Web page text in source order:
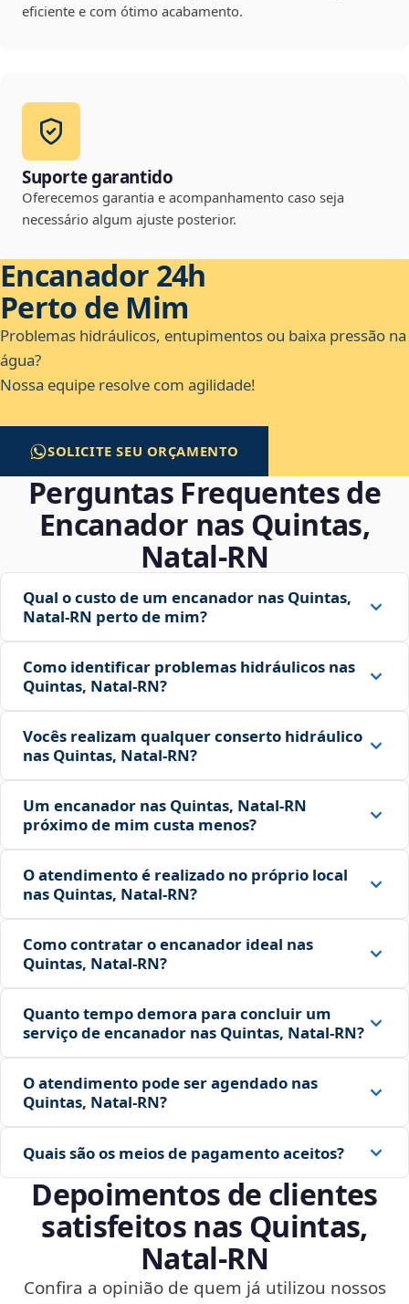
eficiente e com ótimo acabamento.
Suporte garantido
Oferecemos garantia e acompanhamento caso seja
necessário algum ajuste posterior.
Encanador 24h
Perto de Mim
Problemas hidráulicos, entupimentos ou baixa pressão na
água?
Nossa equipe resolve com agilidade!
SOLICITE SEU ORÇAMENTO
Perguntas Frequentes de
Encanador nas Quintas,
Natal‑RN
Qual o custo de um encanador nas Quintas,
Natal‑RN perto de mim?
Como identificar problemas hidráulicos nas
Quintas, Natal‑RN?
Vocês realizam qualquer conserto hidráulico
nas Quintas, Natal‑RN?
Um encanador nas Quintas, Natal‑RN
próximo de mim custa menos?
O atendimento é realizado no próprio local
nas Quintas, Natal‑RN?
Como contratar o encanador ideal nas
Quintas, Natal‑RN?
Quanto tempo demora para concluir um
serviço de encanador nas Quintas, Natal‑RN?
O atendimento pode ser agendado nas
Quintas, Natal‑RN?
Quais são os meios de pagamento aceitos?
Depoimentos de clientes
satisfeitos nas Quintas,
Natal‑RN
Confira a opinião de quem já utilizou nossos